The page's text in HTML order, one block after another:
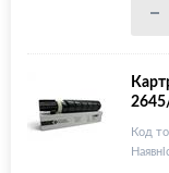
Код